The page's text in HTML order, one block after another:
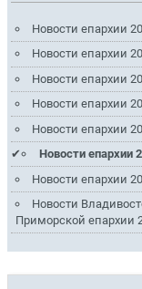
Новости епархии
Новости епархии
Новости епархии
Новости епархии
Новости епархии
Новости епархии
Новости епархии
Новости
Приморской епархии